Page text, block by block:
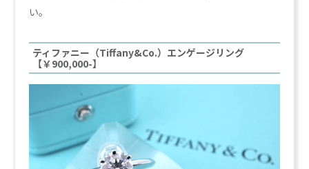
い。
ティファニー（Tiffany&Co.）エンゲージリング
【￥900,000-】